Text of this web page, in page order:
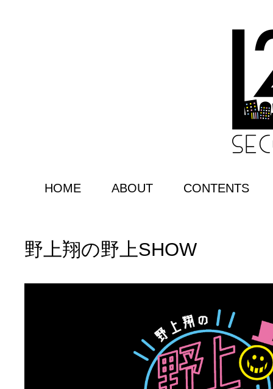
HOME ABOUT CONTENTS
野上翔の野上SHOW